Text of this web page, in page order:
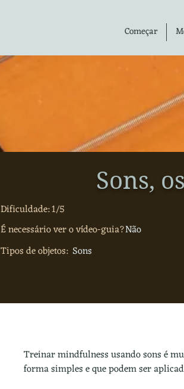
Começar
Sons,
Dificuldade: 1/5
É necessário ver o vídeo-guia?Não
Tipos de objetos: Sons
Treinar mindfulness usando sons é
forma simples e que podem ser